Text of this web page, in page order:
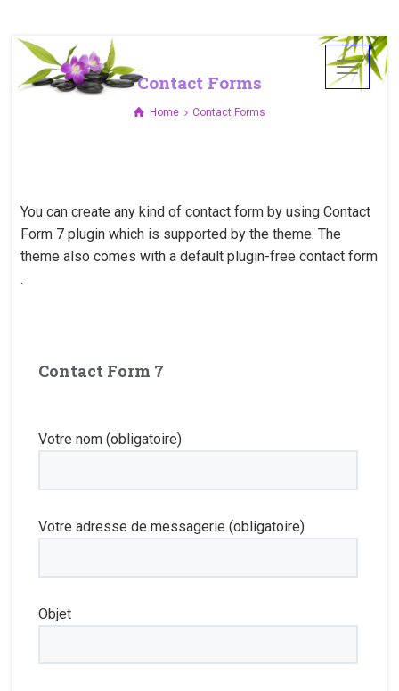
Contact Forms
Home Contact Forms
You can create any kind of contact form by using Contact
Form 7 plugin which is supported by the theme. The
theme also comes with a default plugin-free contact form
.
Contact Form 7
Votre nom (obligatoire)
Votre adresse de messagerie (obligatoire)
Objet